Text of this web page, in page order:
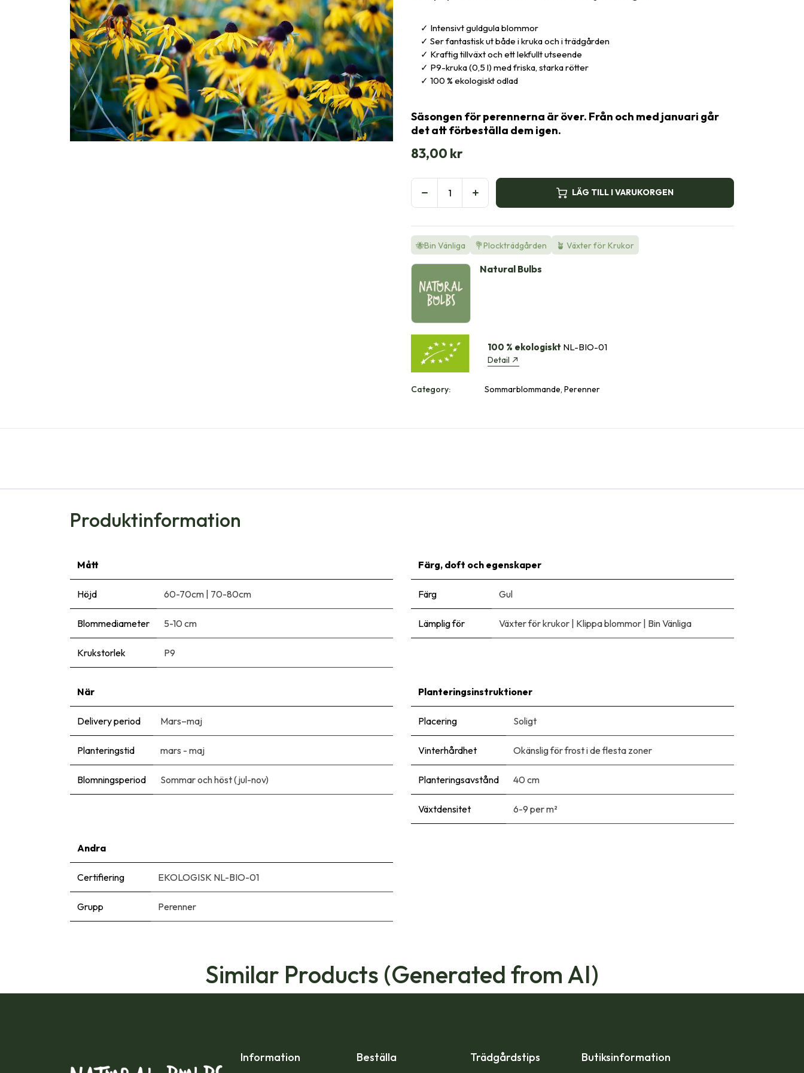
Intensivt guldgula blommor
Ser fantastisk ut både i kruka och i trädgården
Kraftig tillväxt och ett lekfullt utseende
P9-kruka (0,5 l) med friska, starka rötter
100 % ekologiskt odlad
Säsongen för perennerna är över. Från och med januari går
det att förbeställa dem igen.
83,00 kr
LÄG TILL I VARUKORGEN
🐝Bin Vänliga 💐Plockträdgården 🪴 Växter för Krukor
Natural Bulbs
100 % ekologiskt NL-BIO-01
Detail
Category: Sommarblommande, Perenner
Produktinformation
Mått
Höjd 60-70cm 70-80cm
Blommediameter 5-10 cm
Krukstorlek P9
Färg, doft och egenskaper
Färg Gul
Lämplig för Växter för krukor Klippa blommor Bin Vänliga
När
Delivery period Mars–maj
Planteringstid mars - maj
Blomningsperiod Sommar och höst (jul-nov)
Planteringsinstruktioner
Placering Soligt
Vinterhårdhet Okänslig för frost i de flesta zoner
Planteringsavstånd 40 cm
Växtdensitet 6-9 per m²
Andra
Certifiering EKOLOGISK NL-BIO-01
Grupp Perenner
Similar Products (Generated from AI)
Information Beställa Trädgårdstips Butiksinformation